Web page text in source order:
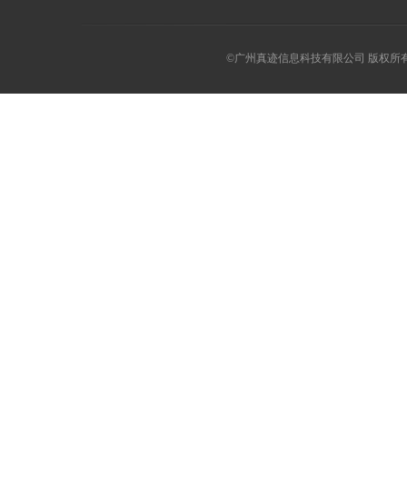
©广州真迹信息科技有限公司 版权所